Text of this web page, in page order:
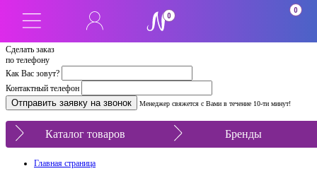
Сделать заказ
по телефону
Как Вас зовут?
Контактный телефон
Менеджер свяжется с Вами в течение 10-ти минут!
0
0
Каталог товаров Бренды
Главная страница